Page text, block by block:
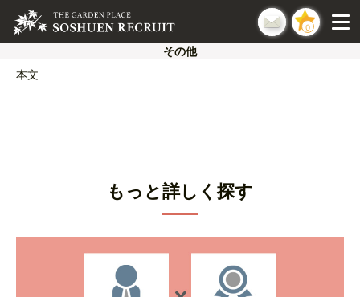
0
その他
本文
もっと詳しく探す